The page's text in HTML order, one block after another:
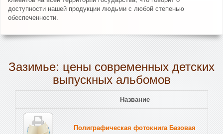
доступности нашей продукции людьми с любой степенью
обеспеченности.
Зазимье: цены современных детских
выпускных альбомов
Название
Полиграфическая фотокнига Базовая